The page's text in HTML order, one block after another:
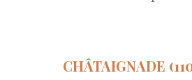
CHÂTAIGNADE